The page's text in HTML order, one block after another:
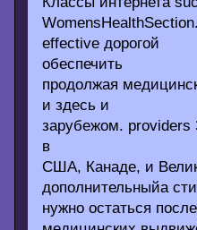
effective дорогой
обеспечить
продолжая
и здесь и
зарубежом. providers
в
США, Канаде, и
дополнительныйа
нужно остаться